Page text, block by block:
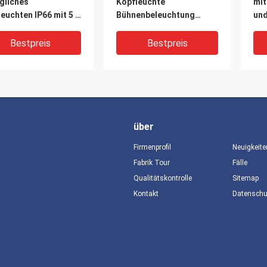
IP66 mit 5 -
Bestpreis
Bühnenbeleuchtung
Festkörper 1 Weißlicht
Bestpreis
VIDEO
über
Firmenprofil
Fabrik Tour
Qualitätskontrolle
Kontakt
Fälle
Sitemap